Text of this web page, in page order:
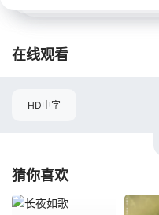
在线观看
HD中字
猜你喜欢